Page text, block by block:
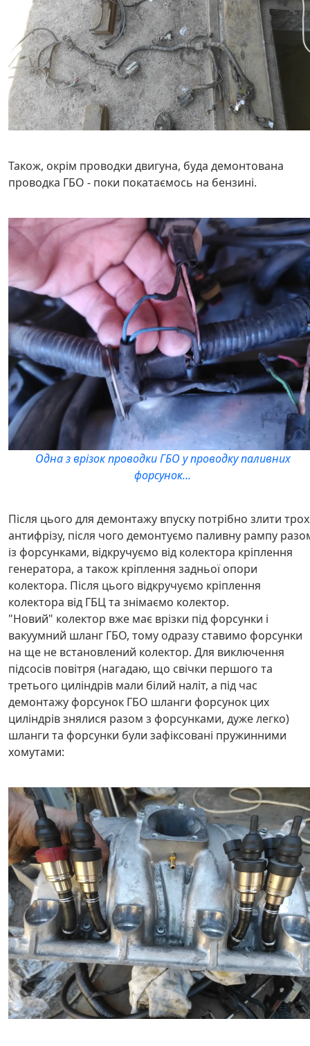
Також, окрім проводки двигуна, буда демонтована
проводка ГБО - поки покатаємось на бензині.
Одна з врізок проводки ГБО у проводку паливних
форсунок...
Після цього для демонтажу впуску потрібно злити
антифрізу, після чого демонтуємо паливну рампу
із форсунками, відкручуємо від колектора кріплення
генератора, а також кріплення задньої опори
колектора. Після цього відкручуємо кріплення
колектора від ГБЦ та знімаємо колектор.
"Новий" колектор вже має врізки під форсунки і
вакуумний шланг ГБО, тому одразу ставимо форсунки
на ще не встановлений колектор. Для виключення
підсосів повітря (нагадаю, що свічки першого та
третього циліндрів мали білий наліт, а під час
демонтажу форсунок ГБО шланги форсунок цих
циліндрів знялися разом з форсунками, дуже легко)
шланги та форсунки були зафіксовані пружинними
хомутами: